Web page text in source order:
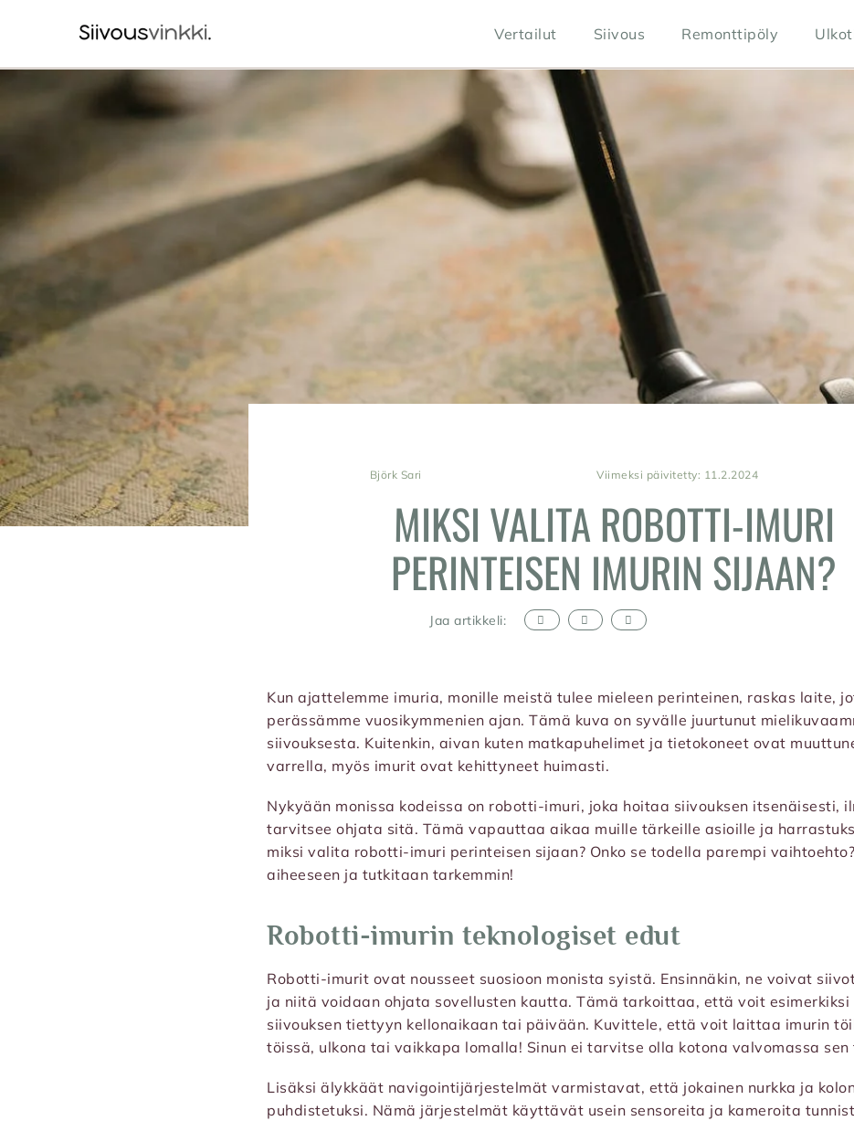
Vertailut Siivous Remonttipöly
Björk Sari Viimeksi päivitetty: 11.2.2024
MIKSI VALITA ROBOTTI-IMURI
PERINTEISEN IMURIN SIJAAN?
Jaa artikkeli:
Kun ajattelemme imuria, monille meistä tulee mieleen perinteinen, raskas laite,
perässämme vuosikymmenien ajan. Tämä kuva on syvälle juurtunut
siivouksesta. Kuitenkin, aivan kuten matkapuhelimet ja tietokoneet ovat
varrella, myös imurit ovat kehittyneet huimasti.
Nykyään monissa kodeissa on robotti-imuri, joka hoitaa siivouksen itsenäisesti,
tarvitsee ohjata sitä. Tämä vapauttaa aikaa muille tärkeille asioille ja
miksi valita robotti-imuri perinteisen sijaan? Onko se todella parempi
aiheeseen ja tutkitaan tarkemmin!
Robotti-imurin teknologiset edut
Robotti-imurit ovat nousseet suosioon monista syistä. Ensinnäkin, ne voivat
ja niitä voidaan ohjata sovellusten kautta. Tämä tarkoittaa, että voit
siivouksen tiettyyn kellonaikaan tai päivään. Kuvittele, että voit laittaa imurin
töissä, ulkona tai vaikkapa lomalla! Sinun ei tarvitse olla kotona valvomassa
Lisäksi älykkäät navigointijärjestelmät varmistavat, että jokainen nurkka ja
puhdistetuksi. Nämä järjestelmät käyttävät usein sensoreita ja kameroita